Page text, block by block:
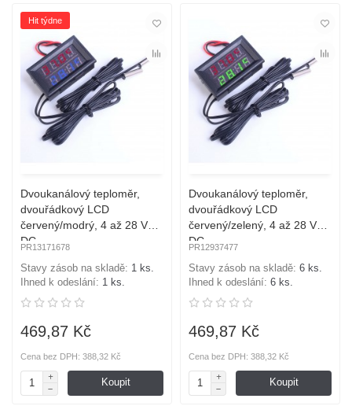
Hit týdne
Dvoukanálový teploměr,
dvouřádkový LCD
červený/modrý, 4 až 28 V
DC
PR13171678
Stavy zásob na skladě: 1 ks.
Ihned k odeslání: 1 ks.
469,87 Kč
Cena bez DPH: 388,32 Kč
Koupit
Dvoukanálový teploměr,
dvouřádkový LCD
červený/zelený, 4 až 28 V
DC
PR12937477
Stavy zásob na skladě: 6 ks.
Ihned k odeslání: 6 ks.
469,87 Kč
Cena bez DPH: 388,32 Kč
Koupit